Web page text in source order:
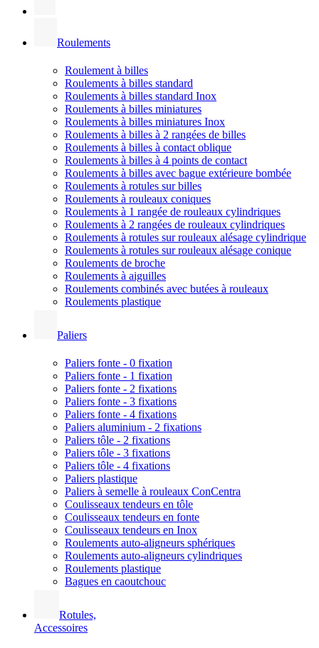
Roulements
Roulement à billes
Roulements à billes standard
Roulements à billes standard Inox
Roulements à billes miniatures
Roulements à billes miniatures Inox
Roulements à billes à 2 rangées de billes
Roulements à billes à contact oblique
Roulements à billes à 4 points de contact
Roulements à billes avec bague extérieure bombée
Roulements à rotules sur billes
Roulements à rouleaux coniques
Roulements à 1 rangée de rouleaux cylindriques
Roulements à 2 rangées de rouleaux cylindriques
Roulements à rotules sur rouleaux alésage cylindrique
Roulements à rotules sur rouleaux alésage conique
Roulements de broche
Roulements à aiguilles
Roulements combinés avec butées à rouleaux
Roulements plastique
Paliers
Paliers fonte - 0 fixation
Paliers fonte - 1 fixation
Paliers fonte - 2 fixations
Paliers fonte - 3 fixations
Paliers fonte - 4 fixations
Paliers aluminium - 2 fixations
Paliers tôle - 2 fixations
Paliers tôle - 3 fixations
Paliers tôle - 4 fixations
Paliers plastique
Paliers à semelle à rouleaux ConCentra
Coulisseaux tendeurs en tôle
Coulisseaux tendeurs en fonte
Coulisseaux tendeurs en Inox
Roulements auto-aligneurs sphériques
Roulements auto-aligneurs cylindriques
Roulements plastique
Bagues en caoutchouc
Rotules,
Accessoires